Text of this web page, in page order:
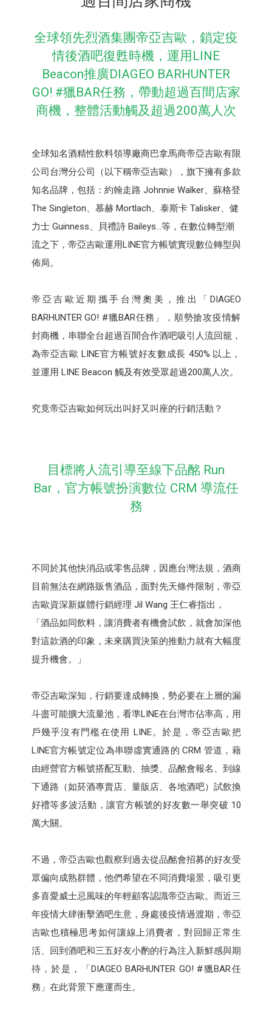
全球領先烈酒集團帝亞吉歐，鎖定疫
情後酒吧復甦時機，運用LINE
Beacon推廣DIAGEO BARHUNTER
GO! #獵BAR任務，帶動超過百間店家
商機，整體活動觸及超過200萬人次
全球知名酒精性飲料領導廠商巴拿馬商帝亞吉歐有限
公司台灣分公司（以下稱帝亞吉歐），旗下擁有多款
知名品牌，包括：約翰走路 Johnnie Walker、蘇格登
The Singleton、慕赫 Mortlach、泰斯卡 Talisker、健
力士 Guinness、貝禮詩 Baileys…等，在數位轉型潮
流之下，帝亞吉歐運用LINE官方帳號實現數位轉型與
佈局。
帝亞吉歐近期攜手台灣奧美，推出「DIAGEO
BARHUNTER GO! #獵BAR任務」，順勢搶攻疫情解
封商機，串聯全台超過百間合作酒吧吸引人流回籠，
為帝亞吉歐 LINE官方帳號好友數成長 450% 以上，
並運用 LINE Beacon 觸及有效受眾超過200萬人次。
究竟帝亞吉歐如何玩出叫好又叫座的行銷活動？
目標將人流引導至線下品酩 Run
Bar，官方帳號扮演數位 CRM 導流任
務
不同於其他快消品或零售品牌，因應台灣法規，酒商
目前無法在網路販售酒品，面對先天條件限制，帝亞
吉歐資深新媒體行銷經理 Jil Wang 王仁睿指出，
「酒品如同飲料，讓消費者有機會試飲，就會加深他
對這款酒的印象，未來購買決策的推動力就有大幅度
提升機會。」
帝亞吉歐深知，行銷要達成轉換，勢必要在上層的漏
斗盡可能擴大流量池，看準LINE在台灣市佔率高，用
戶幾乎沒有門檻在使用 LINE。於是，帝亞吉歐把
LINE官方帳號定位為串聯虛實通路的 CRM 管道，藉
由經營官方帳號搭配互動、抽獎、品酩會報名、到線
下通路（如菸酒專賣店、量販店、各地酒吧）試飲換
好禮等多波活動，讓官方帳號的好友數一舉突破 10
萬大關。
不過，帝亞吉歐也觀察到過去從品酩會招募的好友受
眾偏向成熟群體，他們希望在不同消費場景，吸引更
多喜愛威士忌風味的年輕顧客認識帝亞吉歐。而近三
年疫情大肆衝擊酒吧生意，身處後疫情過渡期，帝亞
吉歐也積極思考如何讓線上消費者，對回歸正常生
活、回到酒吧和三五好友小酌的行為注入新鮮感與期
待，於是，「DIAGEO BARHUNTER GO! #獵BAR任
務」在此背景下應運而生。